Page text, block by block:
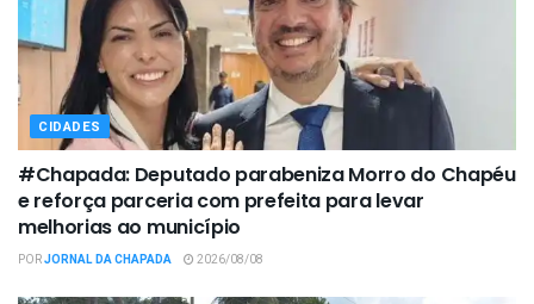
CIDADES
#Chapada: Deputado parabeniza Morro do Chapéu
e reforça parceria com prefeita para levar
melhorias ao município
PORJORNAL DA CHAPADA 2026/08/08